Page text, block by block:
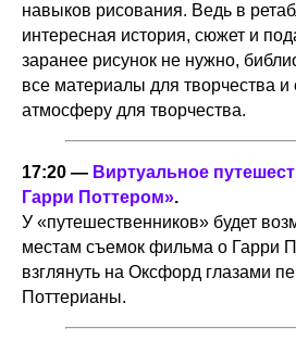
навыков рисования. Ведь в
интересная история, сюжет и
заранее рисунок не нужно,
все материалы для творчества
атмосферу для творчества.
17:20 — Виртуальное
Гарри Поттером».
У «путешественников» будет
местам съемок фильма о Гарри
взглянуть на Оксфорд глазами
Поттерианы.